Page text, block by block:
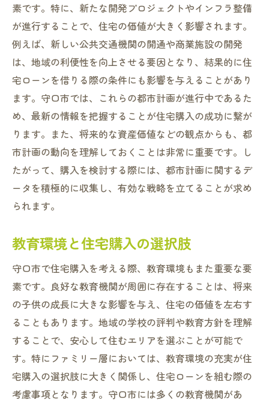
素です。特に、新たな開発プロジェクトやインフラ整備
が進行することで、住宅の価値が大きく影響されます。
例えば、新しい公共交通機関の開通や商業施設の開発
は、地域の利便性を向上させる要因となり、結果的に住
宅ローンを借りる際の条件にも影響を与えることがあり
ます。守口市では、これらの都市計画が進行中であるた
め、最新の情報を把握することが住宅購入の成功に繋が
ります。また、将来的な資産価値などの観点からも、都
市計画の動向を理解しておくことは非常に重要です。し
たがって、購入を検討する際には、都市計画に関するデ
ータを積極的に収集し、有効な戦略を立てることが求め
られます。
教育環境と住宅購入の選択肢
守口市で住宅購入を考える際、教育環境もまた重要な要
素です。良好な教育機関が周囲に存在することは、将来
の子供の成長に大きな影響を与え、住宅の価値を左右す
ることもあります。地域の学校の評判や教育方針を理解
することで、安心して住むエリアを選ぶことが可能で
す。特にファミリー層においては、教育環境の充実が住
宅購入の選択肢に大きく関係し、住宅ローンを組む際の
考慮事項となります。守口市には多くの教育機関があ